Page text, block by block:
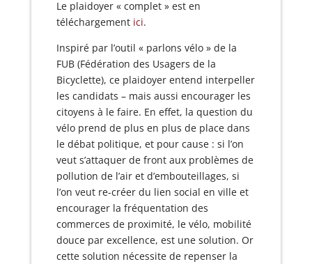
Le plaidoyer « complet » est en
téléchargement ici.
Inspiré par l’outil « parlons vélo » de la
FUB (Fédération des Usagers de la
Bicyclette), ce plaidoyer entend interpeller
les candidats – mais aussi encourager les
citoyens à le faire. En effet, la question du
vélo prend de plus en plus de place dans
le débat politique, et pour cause : si l’on
veut s’attaquer de front aux problèmes de
pollution de l’air et d’embouteillages, si
l’on veut re-créer du lien social en ville et
encourager la fréquentation des
commerces de proximité, le vélo, mobilité
douce par excellence, est une solution. Or
cette solution nécessite de repenser la